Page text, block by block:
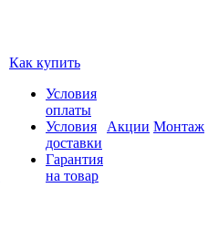
Как купить
Условия
оплаты
Условия
доставки
Гарантия
на товар
Акции Монтаж